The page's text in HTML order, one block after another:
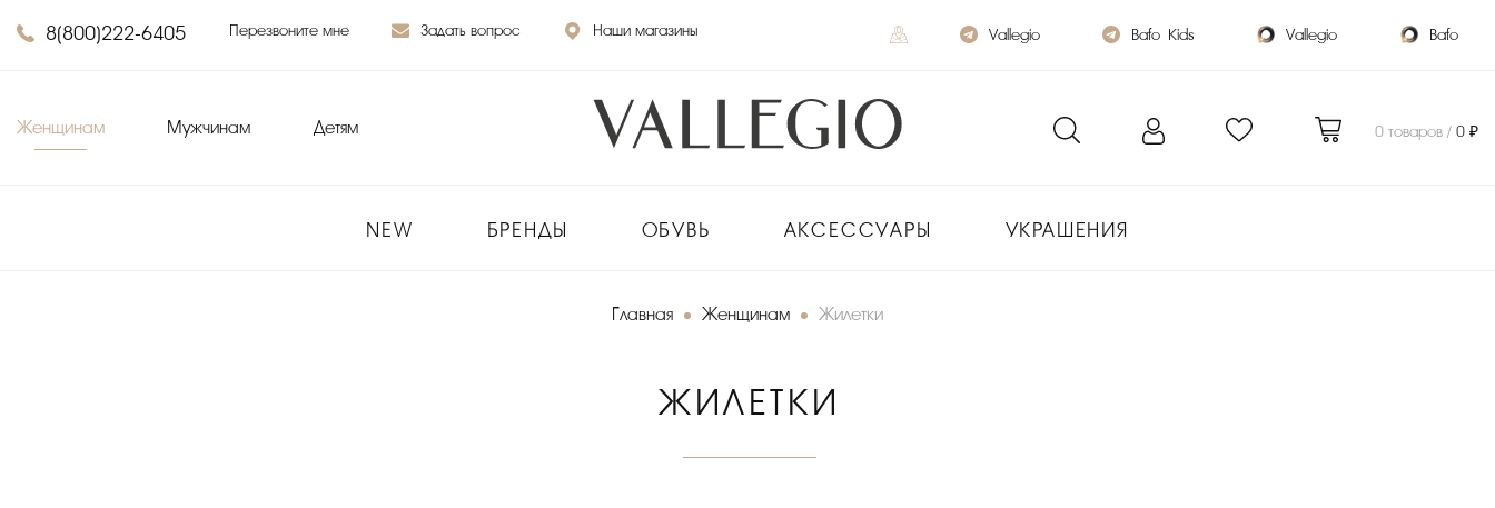
8(800)222-6405 Перезвоните мне Задать вопрос Наши магазины Vallegio Bafo_Kids Vallegio Bafo
Женщинам Мужчинам Детям 0 товаров /0 ₽
NEW БРЕНДЫ ОБУВЬ АКСЕССУАРЫ УКРАШЕНИЯ
Главная Женщинам Жилетки
ЖИЛЕТКИ